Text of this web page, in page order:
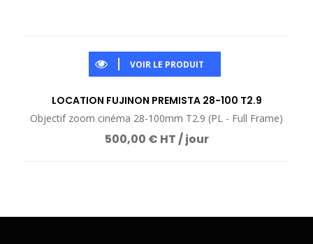
VOIR LE PRODUIT
LOCATION FUJINON PREMISTA 28-100 T2.9
Objectif zoom cinéma 28-100mm T2.9 (PL - Full Frame)
500,00 € HT / jour